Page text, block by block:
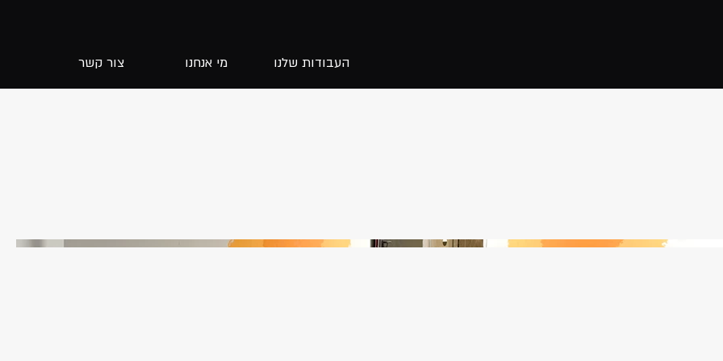
העבודות שלנו מי אנחנו צור קשר